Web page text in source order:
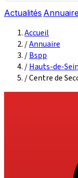
Actualités
Accueil
/Annuaire
/Bspp
/Hauts-de-
/Centre de